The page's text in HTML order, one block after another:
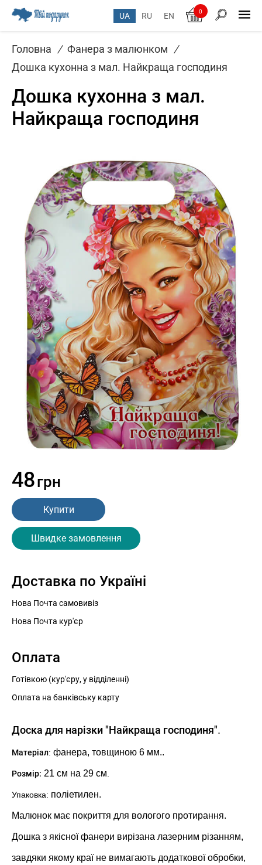
UA RU EN 0
Головна / Фанера з малюнком /
Дошка кухонна з мал. Найкраща господиня
Дошка кухонна з мал.
Найкраща господиня
48грн
Купити
Швидке замовлення
Доставка по Україні
Нова Почта самовивіз
Нова Почта кур'єр
Оплата
Готівкою (кур'єру, у відділенні)
Оплата на банківську карту
Доска для нарізки "Найкраща господиня".
Матеріал: фанера, товщиною 6 мм..
Розмір: 21 см на 29 см
Упаковка: поліетилен.
Малюнок має покриття для вологого протирання.
Дошка з якісної фанери вирізана лазерним різанням,
завдяки якому краї не вимагають додаткової обробки,